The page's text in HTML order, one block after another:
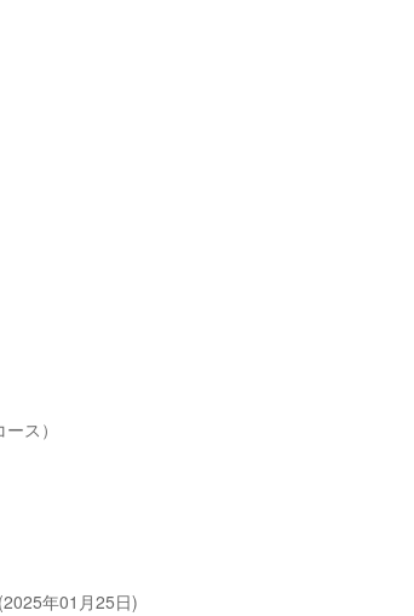
ス）
年01月25日)